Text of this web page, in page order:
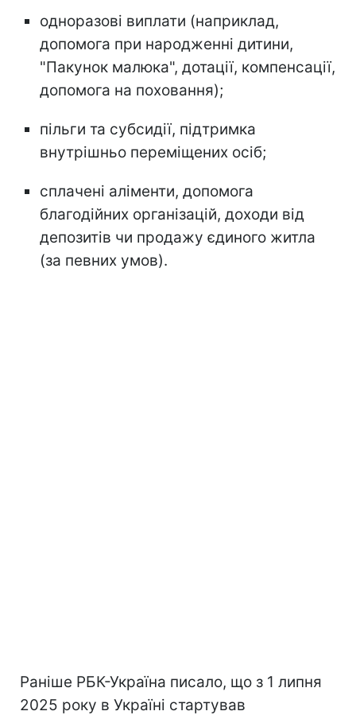
одноразові виплати (наприклад,
допомога при народженні дитини,
"Пакунок малюка", дотації, компенсації,
допомога на поховання);
пільги та субсидії, підтримка
внутрішньо переміщених осіб;
сплачені аліменти, допомога
благодійних організацій, доходи від
депозитів чи продажу єдиного житла
(за певних умов).
Раніше РБК-Україна писало, що з 1 липня
2025 року в Україні стартував